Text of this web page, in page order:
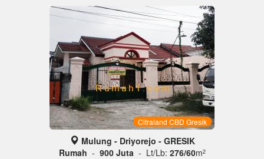
Citraland CBD Gresik
Mulung - Driyorejo - GRESIK
Rumah - 900 Juta - Lt/Lb: 276/60m2